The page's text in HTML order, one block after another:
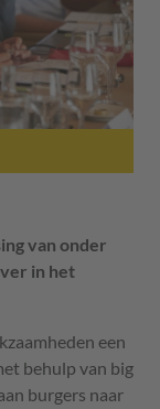
van onder
in het
een
behulp van big
burgers naar